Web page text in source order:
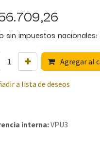
sin impuestos nacionales:
Agregar al
a lista de deseos
interna:VPU3